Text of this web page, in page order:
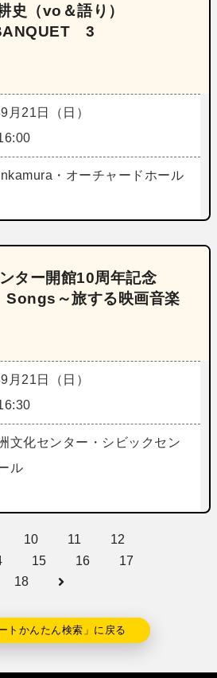
史（vo＆語り）
3
月21日（日）
・オーチャードホール
ター開館10周年記念
～旅する映画音楽
月21日（日）
文化センター・シビックセン
ル
10 11
12
15 16
17
18
トかんたん検索」に戻る